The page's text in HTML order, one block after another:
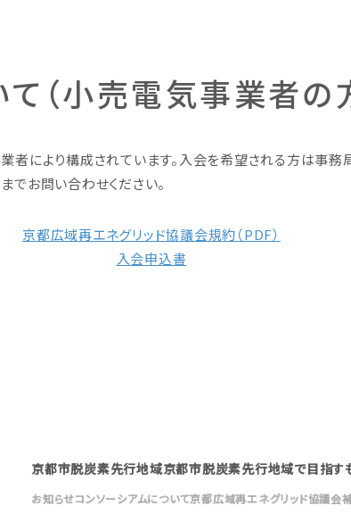
（小売電気事業者の
者により構成されています。入会を希望される方は事務
でお問い合わせください。
京都広域再エネグリッド協議会規約（PDF）
入会申込書
京都市脱炭素先行地域京都市脱炭素先行地域で目指す
お知らせコンソーシアムについて京都広域再エネグリッド協議会